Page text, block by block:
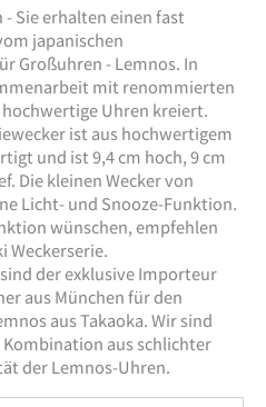
Sie erhalten einen fast
japanischen
Großuhren - Lemnos. In
mit renommierten
Uhren kreiert.
ist aus hochwertigem
und ist 9,4 cm hoch, 9 cm
Die kleinen Wecker von
Licht- und Snooze-Funktion.
wünschen, empfehlen
Weckerserie.
der exklusive Importeur
aus München für den
aus Takaoka. Wir sind
aus schlichter
der Lemnos-Uhren.